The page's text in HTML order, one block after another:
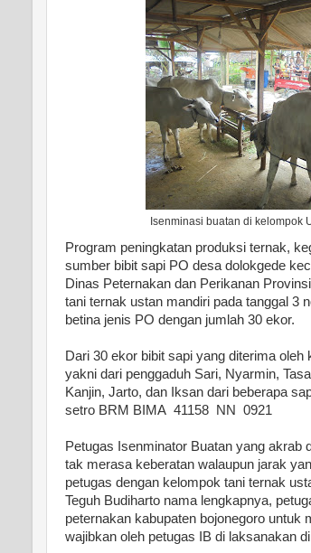
Isenminasi buatan di kelompok
Program peningkatan produksi ternak,
sumber bibit sapi PO desa dolokgede
Dinas Peternakan dan Perikanan
tani ternak ustan mandiri pada tanggal 3
betina jenis PO dengan jumlah 30 ekor.
Dari 30 ekor bibit sapi yang diterima
yakni dari penggaduh Sari, Nyarmin,
Kanjin, Jarto, dan Iksan dari beberapa
setro BRM BIMA 41158 NN 0921
Petugas Isenminator Buatan yang akrab
tak merasa keberatan walaupun jarak
petugas dengan kelompok tani ternak
Teguh Budiharto nama lengkapnya,
peternakan kabupaten bojonegoro
wajibkan oleh petugas IB di laksanakan